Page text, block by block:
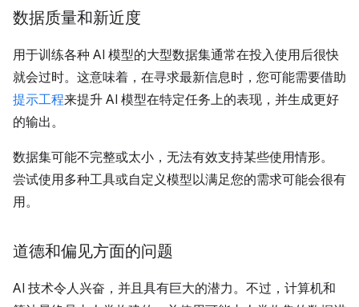
数据质量和新近度
用于训练各种 AI 模型的大型数据集通常在投入使用后很快
就会过时。这意味着，在寻求最新信息时，您可能需要借助
提示工程来提升 AI 模型在特定任务上的表现，并生成更好
的输出。
数据集可能不完整或太小，无法有效支持某些使用情形。
尝试使用多种工具或自定义模型以满足您的需求可能会很有
用。
道德和偏见方面的问题
AI 技术令人兴奋，并且具有巨大的潜力。不过，计算机和